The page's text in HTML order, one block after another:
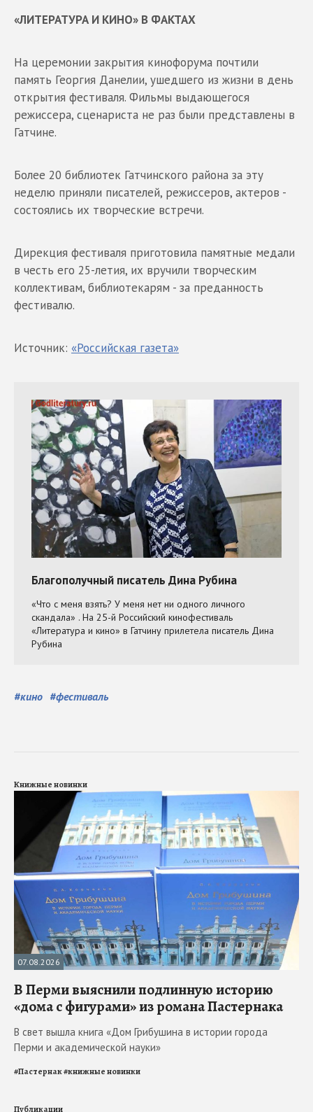
«ЛИТЕРАТУРА И КИНО» В ФАКТАХ
На церемонии закрытия кинофорума почтили
память Георгия Данелии, ушедшего из жизни в день
открытия фестиваля. Фильмы выдающегося
режиссера, сценариста не раз были представлены в
Гатчине.
Более 20 библиотек Гатчинского района за эту
неделю приняли писателей, режиссеров, актеров -
состоялись их творческие встречи.
Дирекция фестиваля приготовила памятные медали
в честь его 25-летия, их вручили творческим
коллективам, библиотекарям - за преданность
фестивалю.
Источник: «Российская газета»
#кино #фестиваль
Книжные новинки
07.08.2026
В Перми выяснили подлинную историю
«дома с фигурами» из романа Пастернака
В свет вышла книга «Дом Грибушина в истории города
Перми и академической науки»
#Пастернак#книжные новинки
Публикации